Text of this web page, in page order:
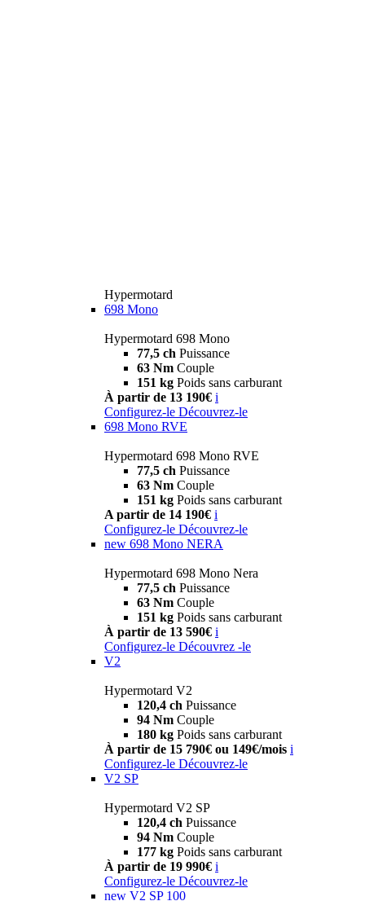
Hypermotard
698 Mono
Hypermotard 698 Mono
77,5 ch Puissance
63 Nm Couple
151 kg Poids sans carburant
À partir de 13 190€ i
Configurez-le Découvrez-le
698 Mono RVE
Hypermotard 698 Mono RVE
77,5 ch Puissance
63 Nm Couple
151 kg Poids sans carburant
A partir de 14 190€ i
Configurez-le Découvrez-le
new 698 Mono NERA
Hypermotard 698 Mono Nera
77,5 ch Puissance
63 Nm Couple
151 kg Poids sans carburant
À partir de 13 590€ i
Configurez-le Découvrez -le
V2
Hypermotard V2
120,4 ch Puissance
94 Nm Couple
180 kg Poids sans carburant
À partir de 15 790€ ou 149€/mois i
Configurez-le Découvrez-le
V2 SP
Hypermotard V2 SP
120,4 ch Puissance
94 Nm Couple
177 kg Poids sans carburant
À partir de 19 990€ i
Configurez-le Découvrez-le
new V2 SP 100